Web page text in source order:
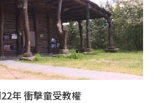
年 衝擊童受教權